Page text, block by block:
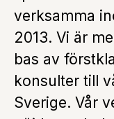
verksamma
2013. Vi är
bas av
konsulter till
Sverige. Vår